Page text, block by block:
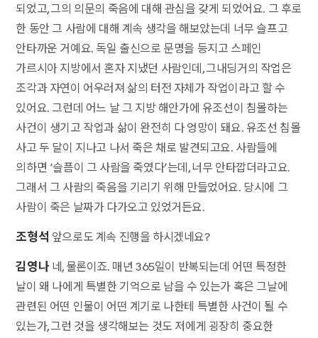
되었고, 그의 의문의 죽음에 대해 관심을 갖게 되었어요. 그 후로
한 동안 그 사람에 대해 계속 생각을 해보았는데 너무 슬프고
안타까운 거예요. 독일 출신으로 문명을 등지고 스페인
가르시아 지방에서 혼자 지냈던 사람인데, 그내딩거의 작업은
조각과 자연이 어우러져 삶의 터전 자체가 작업이라고 할 수
있어요. 그런데 어느 날 그 지방 해안가에 유조선이 침몰하는
사건이 생기고 작업과 삶이 완전히 다 엉망이 돼요. 유조선 침몰
사고 두 달이 지나고 나서 죽은 채로 발견되고요. 사람들에
의하면 ‘슬픔이 그 사람을 죽였다’는데, 너무 안타깝더라고요.
그래서 그 사람의 죽음을 기리기 위해 만들었어요. 당시에 그
사람이 죽은 날짜가 다가오고 있었거든요.
조형석 앞으로도 계속 진행을 하시겠네요?
김영나 네, 물론이죠. 매년 365일이 반복되는데 어떤 특정한
날이 왜 나에게 특별한 기억으로 남을 수 있는가 혹은 그날에
관련된 어떤 인물이 어떤 계기로 나한테 특별한 사건이 될 수
있는가, 그런 것을 생각해보는 것도 저에게 굉장히 중요한